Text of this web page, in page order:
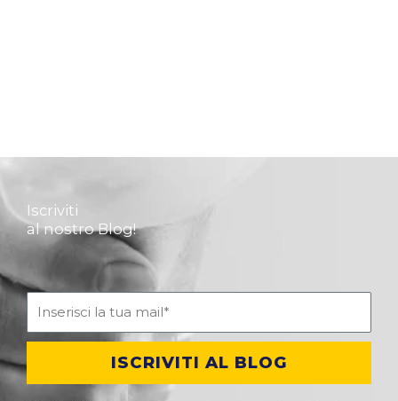
Iscriviti
al nostro Blog!
ISCRIVITI AL BLOG